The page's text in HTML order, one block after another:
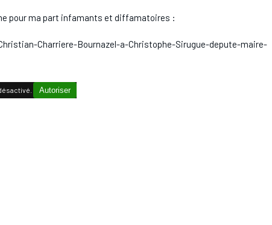
pour ma part infamants et diffamatoires :
Charriere-Bournazel-a-Christophe-Sirugue-depute-maire-
Autoriser